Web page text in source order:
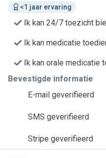
<1 jaar ervaring
Ik kan 24/7 toezicht
Ik kan medicatie
Ik kan orale medicatie
Bevestigde informatie
E-mail geverifieerd
SMS geverifieerd
Stripe geverifieerd